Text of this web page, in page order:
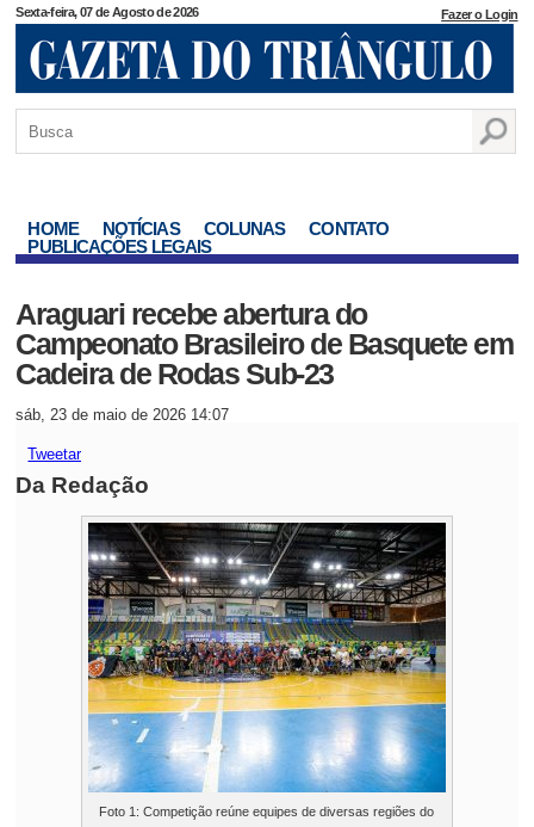
Sexta-feira, 07 de Agosto de 2026 Fazer o Login
HOME NOTÍCIAS COLUNAS
CONTATO
PUBLICAÇÕES LEGAIS
Araguari recebe abertura do
Campeonato Brasileiro de Basquete em
Cadeira de Rodas Sub-23
sáb, 23 de maio de 2026 14:07
Tweetar
Da Redação
Foto 1: Competição reúne equipes de diversas regiões do